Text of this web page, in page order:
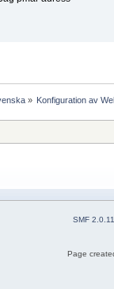
» Konfiguration av
SMF 2.0.11
Page